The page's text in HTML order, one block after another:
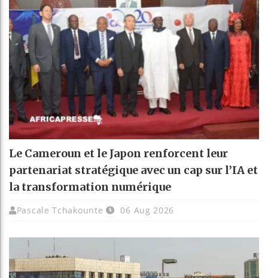
Le Cameroun et le Japon renforcent leur
partenariat stratégique avec un cap sur l’IA et
la transformation numérique
Pascale Tchakounte 06 Aug 2026